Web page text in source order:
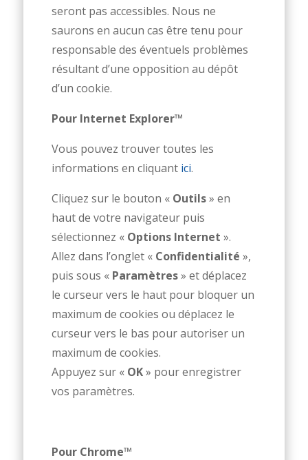
seront pas accessibles. Nous ne
saurons en aucun cas être tenu pour
responsable des éventuels problèmes
résultant d’une opposition au dépôt
d’un cookie.
Pour Internet Explorer™
Vous pouvez trouver toutes les
informations en cliquant ici.
Cliquez sur le bouton « Outils» en
haut de votre navigateur puis
sélectionnez « Options Internet ».
Allez dans l’onglet « Confidentialité »,
puis sous « Paramètres» et déplacez
le curseur vers le haut pour bloquer un
maximum de cookies ou déplacez le
curseur vers le bas pour autoriser un
maximum de cookies.
Appuyez sur « OK» pour enregistrer
vos paramètres.
Pour Chrome™